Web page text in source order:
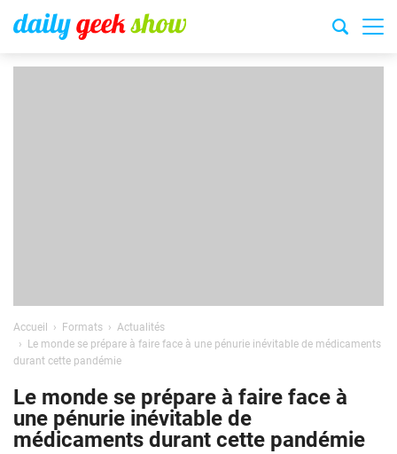
Accueil Formats
Actualités
Le monde se prépare à faire face à une pénurie inévitable de médicaments
durant cette pandémie
Le monde se prépare à faire face à
une pénurie inévitable de
médicaments durant cette pandémie